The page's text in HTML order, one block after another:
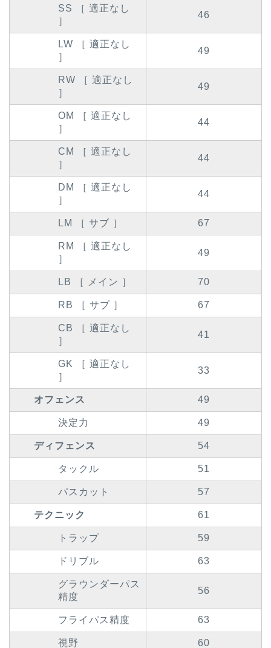
SS ［ 適正なし
］
46
LW ［ 適正なし
］
49
RW ［ 適正なし
］
49
OM ［ 適正なし
］
44
CM ［ 適正なし
］
44
DM ［ 適正なし
］
44
LM ［ サブ ］ 67
RM ［ 適正なし
］
49
LB ［ メイン ］ 70
RB ［ サブ ］ 67
CB ［ 適正なし
］
41
GK ［ 適正なし
］
33
オフェンス 49
決定力 49
ディフェンス 54
タックル 51
パスカット 57
テクニック 61
トラップ 59
ドリブル 63
グラウンダーパス
精度
56
フライパス精度 63
視野 60